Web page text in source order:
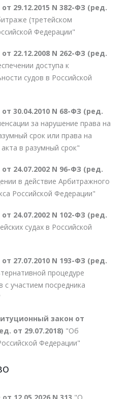
29.12.2015 N 382-ФЗ (ред.
(третейском
Федерации"
22.12.2008 N 262-ФЗ (ред.
доступа к
судов в Российской
30.04.2010 N 68-ФЗ (ред.
за нарушение права на
срок или права на
в разумный срок"
24.07.2002 N 96-ФЗ (ред.
в действие Арбитражного
Российской Федерации"
24.07.2002 N 102-ФЗ (ред.
судах в Российской
27.07.2010 N 193-ФЗ (ред.
процедуре
с участием посредника
закон от
от 29.07.2018) "Об
Федерации"